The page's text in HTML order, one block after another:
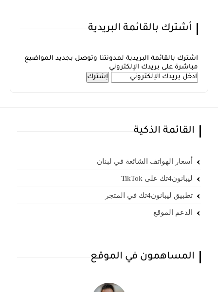
أشترك بالقائمة البريدية
اشترك بالقائمة البريدية لمدونتنا وتوصل بجديد المواضيع
مباشرة على بريدك الإلكتروني
القائمة الذكية
أسعار الهواتف الشائعة في لبنان
ليبانون4تك على TikTok
تطبيق ليبانون4تك في المتجر
الدعم الموقع
المساهمون في الموقع